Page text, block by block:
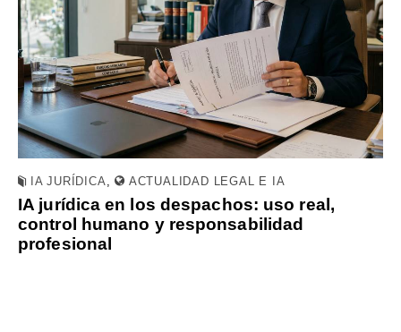
IA JURÍDICA , ACTUALIDAD LEGAL E IA
IA jurídica en los despachos: uso real,
control humano y responsabilidad
profesional